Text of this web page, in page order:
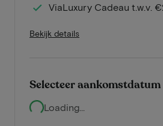
ViaLuxury Cadeau t.w.v.
Bekijk details
Selecteer aankomstdatum
Loading...